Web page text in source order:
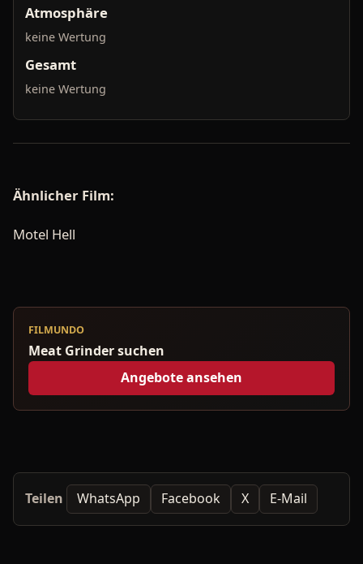
Atmosphäre
keine Wertung
Gesamt
keine Wertung
Ähnlicher Film:
Motel Hell
FILMUNDO
Meat Grinder suchen
Angebote ansehen
Teilen WhatsApp Facebook X E-Mail